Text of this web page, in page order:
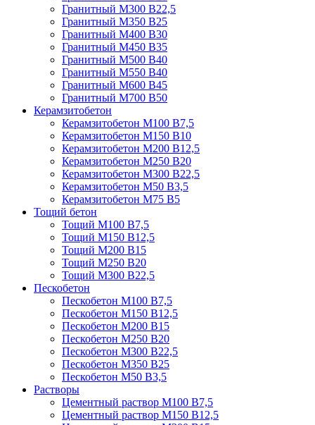
Гранитный М300 В22,5
Гранитный М350 В25
Гранитный М400 В30
Гранитный М450 В35
Гранитный М500 В40
Гранитный М550 В40
Гранитный М600 В45
Гранитный М700 В50
Керамзитобетон
Керамзитобетон М100 В7,5
Керамзитобетон М150 В10
Керамзитобетон М200 В12,5
Керамзитобетон М250 В20
Керамзитобетон М300 В22,5
Керамзитобетон М50 В3,5
Керамзитобетон М75 В5
Тощий бетон
Тощий М100 В7,5
Тощий М150 В12,5
Тощий М200 В15
Тощий М250 В20
Тощий М300 В22,5
Пескобетон
Пескобетон М100 В7,5
Пескобетон М150 В12,5
Пескобетон М200 В15
Пескобетон М250 В20
Пескобетон М300 В22,5
Пескобетон М350 В25
Пескобетон М50 В3,5
Растворы
Цементный раствор М100 В7,5
Цементный раствор М150 В12,5